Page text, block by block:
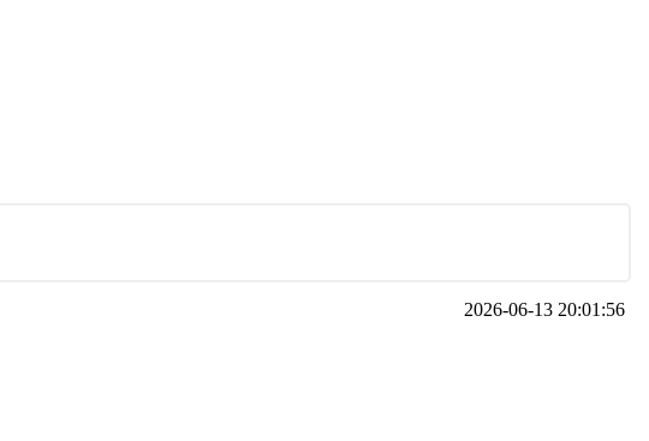
2026-06-13 20:01:56